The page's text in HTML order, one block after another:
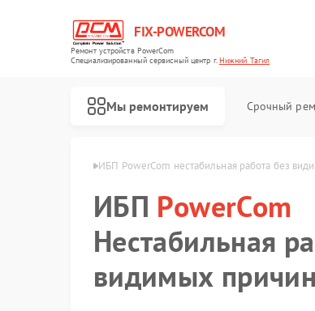
FIX-POWERCOM
Ремонт устройств PowerCom
Специализированный cервисный центр г.Нижний Тагил
Мы ремонтируем Срочный
в Нижнем Тагиле ИБП PowerCom нестабильная работа без
ИБП PowerCom
Нестабильная
видимых причин